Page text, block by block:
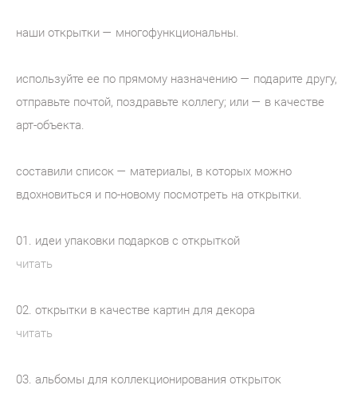
наши открытки — многофункциональны.
используйте ее по прямому назначению — подарите другу,
отправьте почтой, поздравьте коллегу; или — в качестве
арт-объекта.
составили список — материалы, в которых можно
вдохновиться и по-новому посмотреть на открытки.
01. идеи упаковки подарков с открыткой
читать
02. открытки в качестве картин для декора
читать
03. альбомы для коллекционирования открыток